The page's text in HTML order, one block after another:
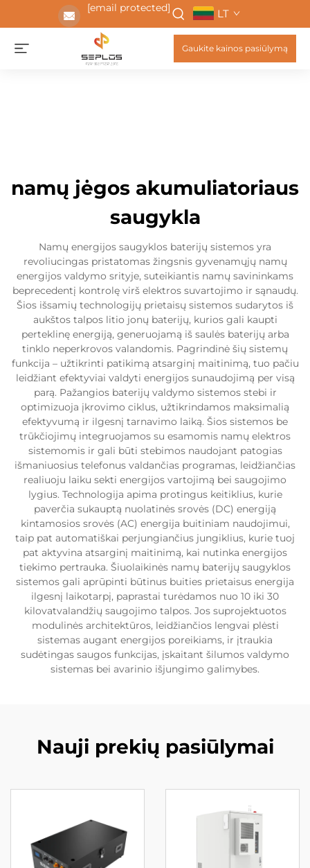
[email protected] LT
Gaukite kainos pasiūlymą
namų jėgos akumuliatoriaus
saugykla
Namų energijos saugyklos baterijų sistemos yra
revoliucingas pristatomas žingsnis gyvenamųjų namų
energijos valdymo srityje, suteikiantis namų savininkams
beprecedentį kontrolę virš elektros suvartojimo ir sąnaudų.
Šios išsamių technologijų prietaisų sistemos sudarytos iš
aukštos talpos litio jonų baterijų, kurios gali kaupti
perteklinę energiją, generuojamą iš saulės baterijų arba
tinklo neperkrovos valandomis. Pagrindinė šių sistemų
funkcija – užtikrinti patikimą atsarginį maitinimą, tuo pačiu
leidžiant efektyviai valdyti energijos sunaudojimą per visą
parą. Pažangios baterijų valdymo sistemos stebi ir
optimizuoja įkrovimo ciklus, užtikrindamos maksimalią
efektyvumą ir ilgesnį tarnavimo laiką. Šios sistemos be
trūkčiojimų integruojamos su esamomis namų elektros
sistemomis ir gali būti stebimos naudojant patogias
išmaniuosius telefonus valdančias programas, leidžiančias
realiuoju laiku sekti energijos vartojimą bei saugojimo
lygius. Technologija apima protingus keitiklius, kurie
paverčia sukauptą nuolatinės srovės (DC) energiją
kintamosios srovės (AC) energija buitiniam naudojimui,
taip pat automatiškai perjungiančius jungiklius, kurie tuoj
pat aktyvina atsarginį maitinimą, kai nutinka energijos
tiekimo pertrauka. Šiuolaikinės namų baterijų saugyklos
sistemos gali aprūpinti būtinus buities prietaisus energija
ilgesnį laikotarpį, paprastai turėdamos nuo 10 iki 30
kilovatvalandžių saugojimo talpos. Jos suprojektuotos
modulinės architektūros, leidžiančios lengvai plėsti
sistemas augant energijos poreikiams, ir įtraukia
sudėtingas saugos funkcijas, įskaitant šilumos valdymo
sistemas bei avarinio išjungimo galimybes.
Nauji prekių pasiūlymai